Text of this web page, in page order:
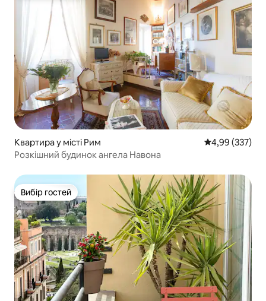
Квартира у місті Рим Середня
4,99 (337)
Розкішний будинок ангела Навона
Вибір гостей
Вибір гостей